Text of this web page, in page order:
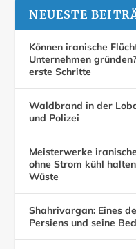
NEUESTE
Können iranische
Unternehmen
erste Schritte
Waldbrand in der
und Polizei
Meisterwerke
ohne Strom kühl
Wüste
Shahrivargan: Eines
Persiens und seine